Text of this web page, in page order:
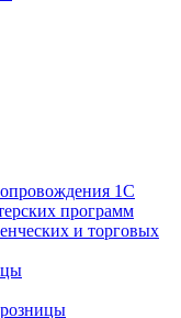
1С
программ
и торговых